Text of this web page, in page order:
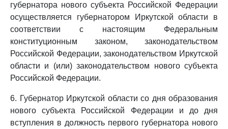
губернатора нового субъекта Российской Федерации
осуществляется губернатором Иркутской области в
соответствии с настоящим Федеральным
конституционным законом, законодательством
Российской Федерации, законодательством Иркутской
области и (или) законодательством нового субъекта
Российской Федерации.
6. Губернатор Иркутской области со дня образования
нового субъекта Российской Федерации и до дня
вступления в должность первого губернатора нового